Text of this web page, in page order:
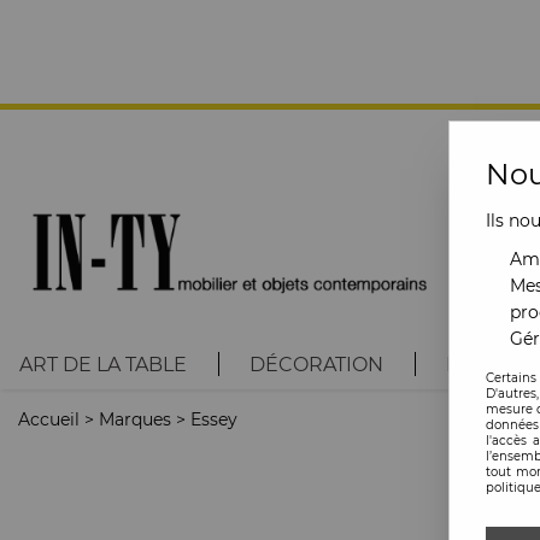
ART DE LA TABLE DÉCORATION
Accueil > Marques > Essey
Ils
mesure
l'accès
tout